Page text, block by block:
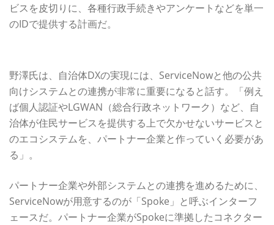
ビスを皮切りに、各種行政手続きやアンケートなどを単一
のIDで提供する計画だ。
野澤氏は、自治体DXの実現には、ServiceNowと他の公共
向けシステムとの連携が非常に重要になると話す。「例え
ば個人認証やLGWAN（総合行政ネットワーク）など、自
治体が住民サービスを提供する上で欠かせないサービスと
のエコシステムを、パートナー企業と作っていく必要があ
る」。
パートナー企業や外部システムとの連携を進めるために、
ServiceNowが用意するのが「Spoke」と呼ぶインターフ
ェースだ。パートナー企業がSpokeに準拠したコネクター